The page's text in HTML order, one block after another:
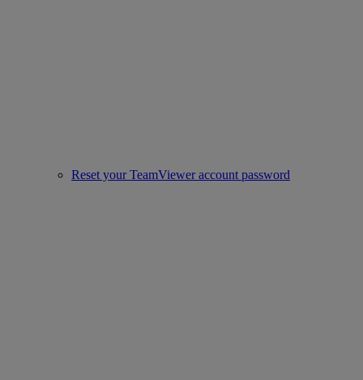
Reset your TeamViewer account password